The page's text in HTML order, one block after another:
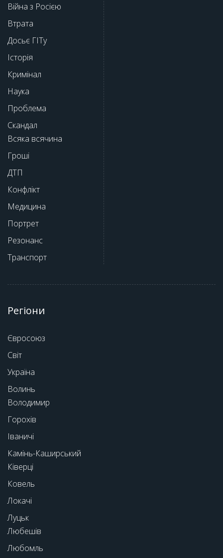
Війна з Росією
Втрата
Досьє ГІТу
Історія
Кримінал
Наука
Проблема
Скандал
Всяка всячина
Гроші
ДТП
Конфлікт
Медицина
Портрет
Резонанс
Транспорт
Регіони
Євросоюз
Світ
Україна
Волинь
Володимир
Горохів
Іваничі
Камінь-Каширський
Ківерці
Ковель
Локачі
Луцьк
Любешів
Любомль